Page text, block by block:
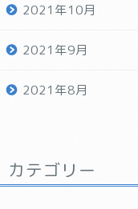
2021年10月
2021年9月
2021年8月
カテゴリー